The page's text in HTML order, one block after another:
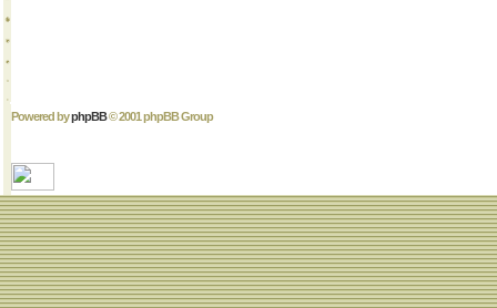
Powered byphpBB© 2001 phpBB Group